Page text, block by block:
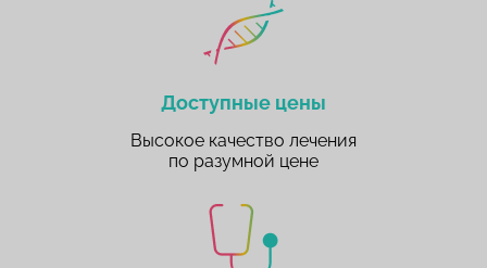
Доступные цены
Высокое качество лечения
по разумной цене